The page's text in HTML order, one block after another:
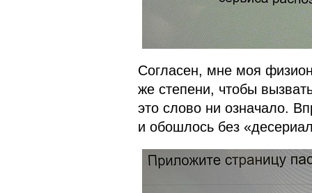
Согласен, мне моя
же степени, чтобы
это слово ни означало.
и обошлось без